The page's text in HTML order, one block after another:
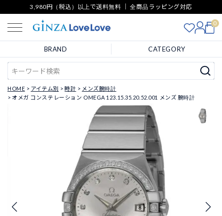
3,980円（税込）以上で送料無料 ｜ 全商品ラッピング対応
0
BRAND CATEGORY
HOME アイテム別 時計
メンズ腕時計
オメガ コンステレーション OMEGA 123.15.35.20.52.001 メンズ 腕時計